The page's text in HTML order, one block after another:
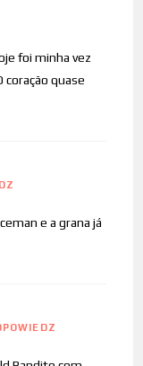
foi minha vez
coração quase
e a grana já